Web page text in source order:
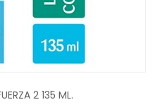
2 135 ML.